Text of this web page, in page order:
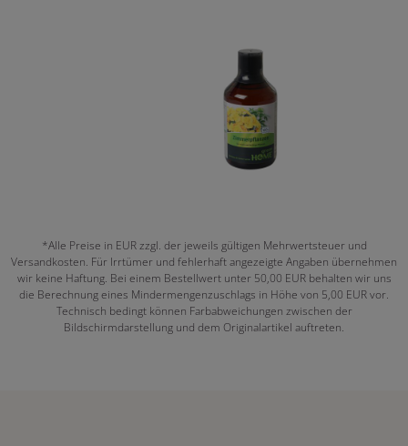
*Alle Preise in EUR zzgl. der jeweils gültigen Mehrwertsteuer und
Versandkosten. Für Irrtümer und fehlerhaft angezeigte Angaben übernehmen
wir keine Haftung. Bei einem Bestellwert unter 50,00 EUR behalten wir uns
die Berechnung eines Mindermengenzuschlags in Höhe von 5,00 EUR vor.
Technisch bedingt können Farbabweichungen zwischen der
Bildschirmdarstellung und dem Originalartikel auftreten.